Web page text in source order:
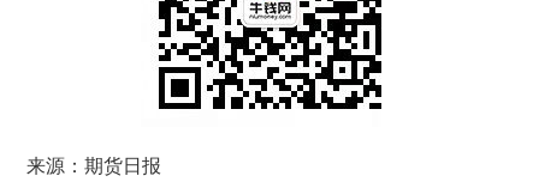
来源：期货日报